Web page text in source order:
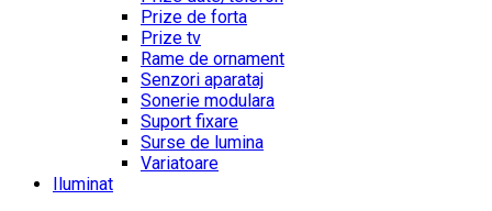
Prize de forta
Prize tv
Rame de ornament
Senzori aparataj
Sonerie modulara
Suport fixare
Surse de lumina
Variatoare
Iluminat